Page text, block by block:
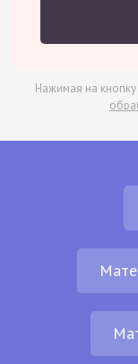
Нажимая на кнопку